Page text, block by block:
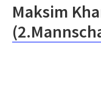
Maksim